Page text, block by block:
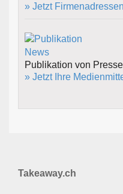
» Jetzt
Publikation von
» Jetzt Ihre
Takeaway.ch